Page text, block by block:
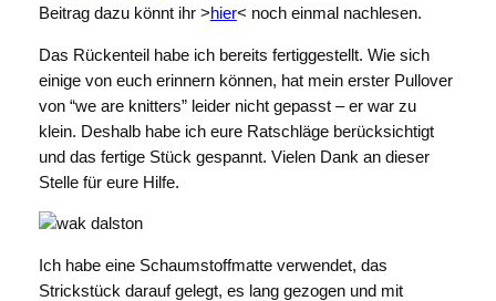
Beitrag dazu könnt ihr >hier< noch einmal nachlesen.
Das Rückenteil habe ich bereits fertiggestellt. Wie sich
einige von euch erinnern können, hat mein erster Pullover
von “we are knitters” leider nicht gepasst – er war zu
klein. Deshalb habe ich eure Ratschläge berücksichtigt
und das fertige Stück gespannt. Vielen Dank an dieser
Stelle für eure Hilfe.
Ich habe eine Schaumstoffmatte verwendet, das
Strickstück darauf gelegt, es lang gezogen und mit